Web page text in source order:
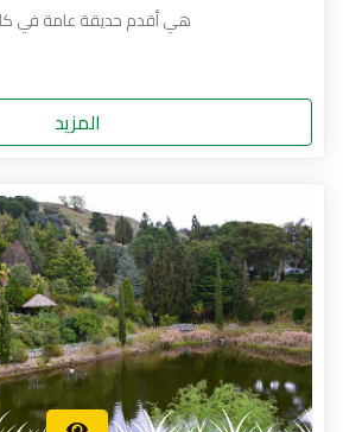
هي أقدم حديقة عامة في
المزيد